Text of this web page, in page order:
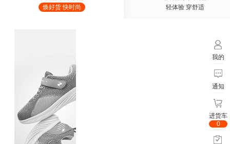
焕好货 快时尚 轻体验 穿舒适
我的
通知
进货车
0